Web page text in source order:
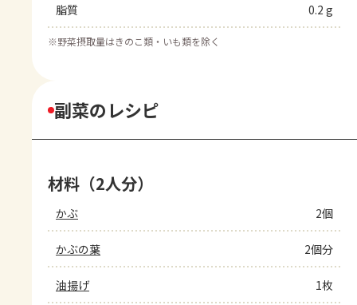
脂質 0.2 g
※野菜摂取量はきのこ類・いも類を除く
副菜のレシピ
材料（2人分）
かぶ 2個
かぶの葉 2個分
油揚げ 1枚